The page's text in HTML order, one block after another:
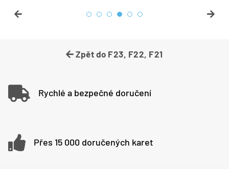
Zpět do F23, F22, F21
Rychlé a bezpečné doručení
Přes 15 000 doručených karet